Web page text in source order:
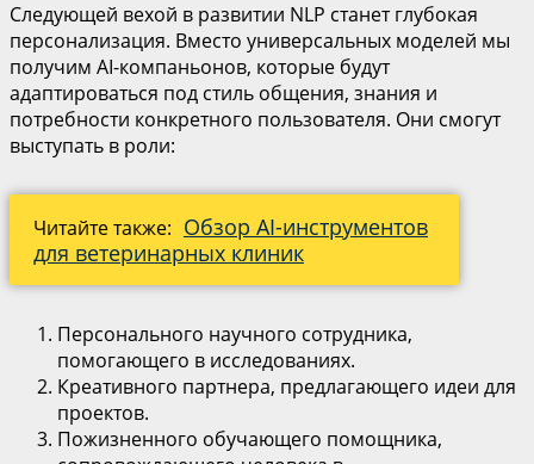
Следующей вехой в развитии NLP станет глубокая
персонализация. Вместо универсальных моделей мы
получим AI-компаньонов, которые будут
адаптироваться под стиль общения, знания и
потребности конкретного пользователя. Они смогут
выступать в роли:
Читайте также: Обзор AI-инструментов
для ветеринарных клиник
Персонального научного сотрудника,
помогающего в исследованиях.
Креативного партнера, предлагающего идеи для
проектов.
Пожизненного обучающего помощника,